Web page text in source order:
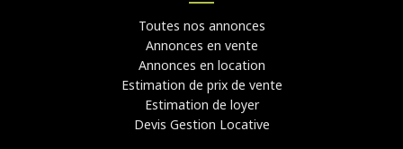
Toutes nos annonces
Annonces en vente
Annonces en location
Estimation de prix de vente
Estimation de loyer
Devis Gestion Locative